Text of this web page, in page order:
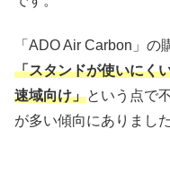
「ADO Air Carbon」の
「スタンドが使いにく
速域向け」という点で
が多い傾向にありました